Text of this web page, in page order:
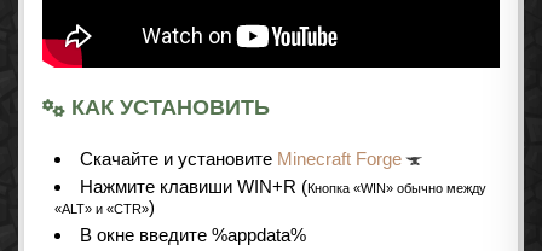
КАК УСТАНОВИТЬ
Cкачайте и установите Minecraft Forge
Нажмите клавиши WIN+R (Кнопка «WIN» обычно между
«ALT» и «CTR»)
В окне введите %appdata%